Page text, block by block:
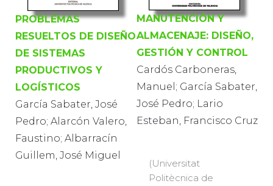
PROBLEMAS
RESUELTOS DE DISEÑO
DE SISTEMAS
PRODUCTIVOS Y
LOGÍSTICOS
García Sabater, José
Pedro; Alarcón Valero,
Faustino; Albarracín
Guillem, José Miguel
MANUTENCIÓN Y
ALMACENAJE: DISEÑO,
GESTIÓN Y CONTROL
Cardós Carboneras,
Manuel; García Sabater,
José Pedro; Lario
Esteban, Francisco Cruz
(Universitat
Politècnica de